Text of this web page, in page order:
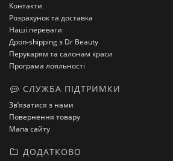
Контакти
Розрахунок та доставка
Наші переваги
Дроп-shipping з Dr Beauty
Перукарям та салонам краси
Програма лояльності
СЛУЖБА ПІДТРИМКИ
Зв’язатися з нами
Повернення товару
Мапа сайту
ДОДАТКОВО